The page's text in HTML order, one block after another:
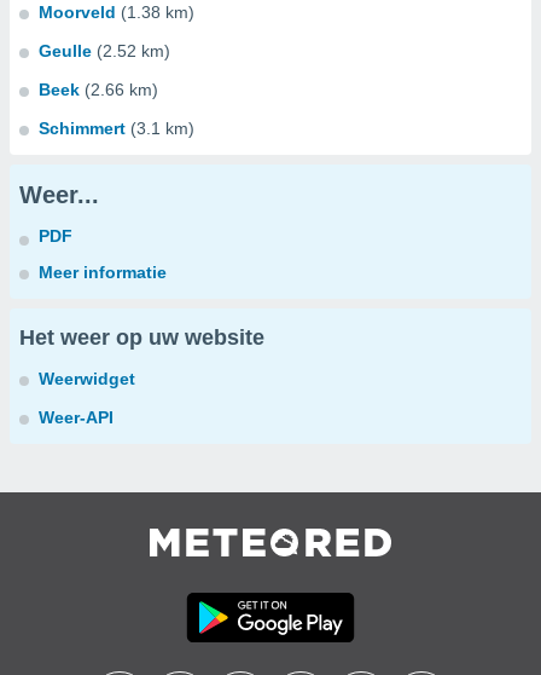
Moorveld (1.38 km)
Geulle (2.52 km)
Beek (2.66 km)
Schimmert (3.1 km)
Weer...
PDF
Meer informatie
Het weer op uw website
Weerwidget
Weer-API